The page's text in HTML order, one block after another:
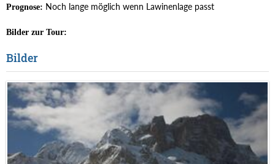
Prognose: Noch lange möglich wenn Lawinenlage passt
Bilder zur Tour:
Bilder